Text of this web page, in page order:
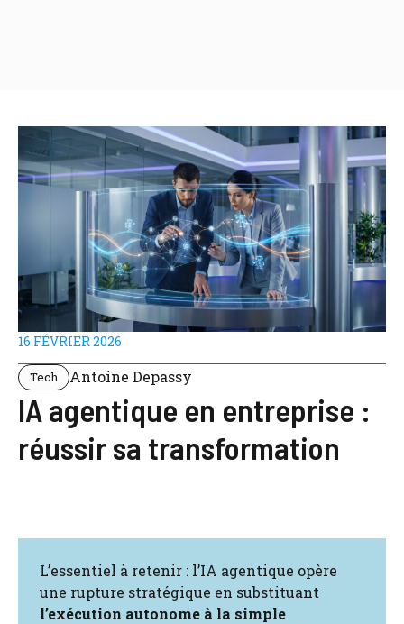
16 FÉVRIER 2026
Tech Antoine Depassy
IA agentique en entreprise :
réussir sa transformation
L’essentiel à retenir : l’IA agentique opère
une rupture stratégique en substituant
l’exécution autonome à la simple